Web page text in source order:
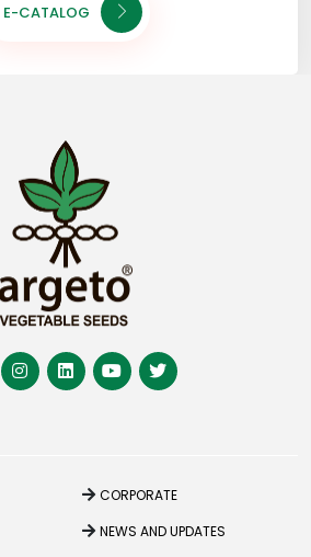
E-CATALOG
CORPORATE
NEWS AND UPDATES